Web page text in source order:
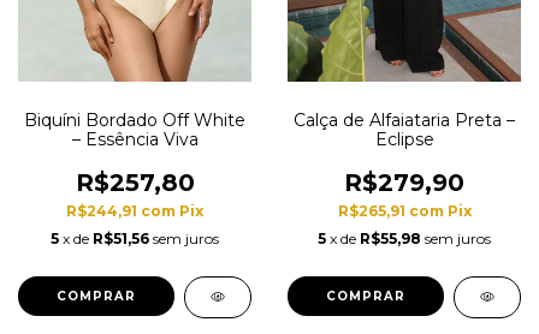
Biquíni Bordado Off White
– Essência Viva
R$257,80
R$244,91 com Pix
5 x de R$51,56 sem juros
COMPRAR
Calça de Alfaiataria Preta –
Eclipse
R$279,90
R$265,91 com Pix
5 x de R$55,98 sem juros
COMPRAR